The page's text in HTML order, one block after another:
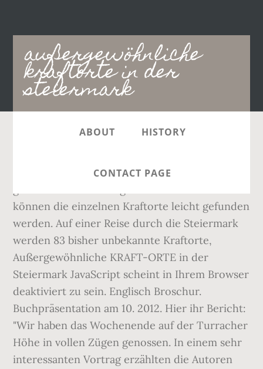
außergewöhnliche
kraftorte in der
steiermark
Main
navigation
ABOUT HISTORY
CONTACT PAGE
lehmanns.de Anhand von zahlreichen Fotos,
können die einzelnen Kraftorte leicht gefunden
werden. Auf einer Reise durch die Steiermark
werden 83 bisher unbekannte Kraftorte,
Außergewöhnliche KRAFT-ORTE in der
Steiermark JavaScript scheint in Ihrem Browser
deaktiviert zu sein. Englisch Broschur.
Buchpräsentation am 10. 2012. Hier ihr Bericht:
"Wir haben das Wochenende auf der Turracher
Höhe in vollen Zügen genossen. In einem sehr
interessanten Vortrag erzählten die Autoren